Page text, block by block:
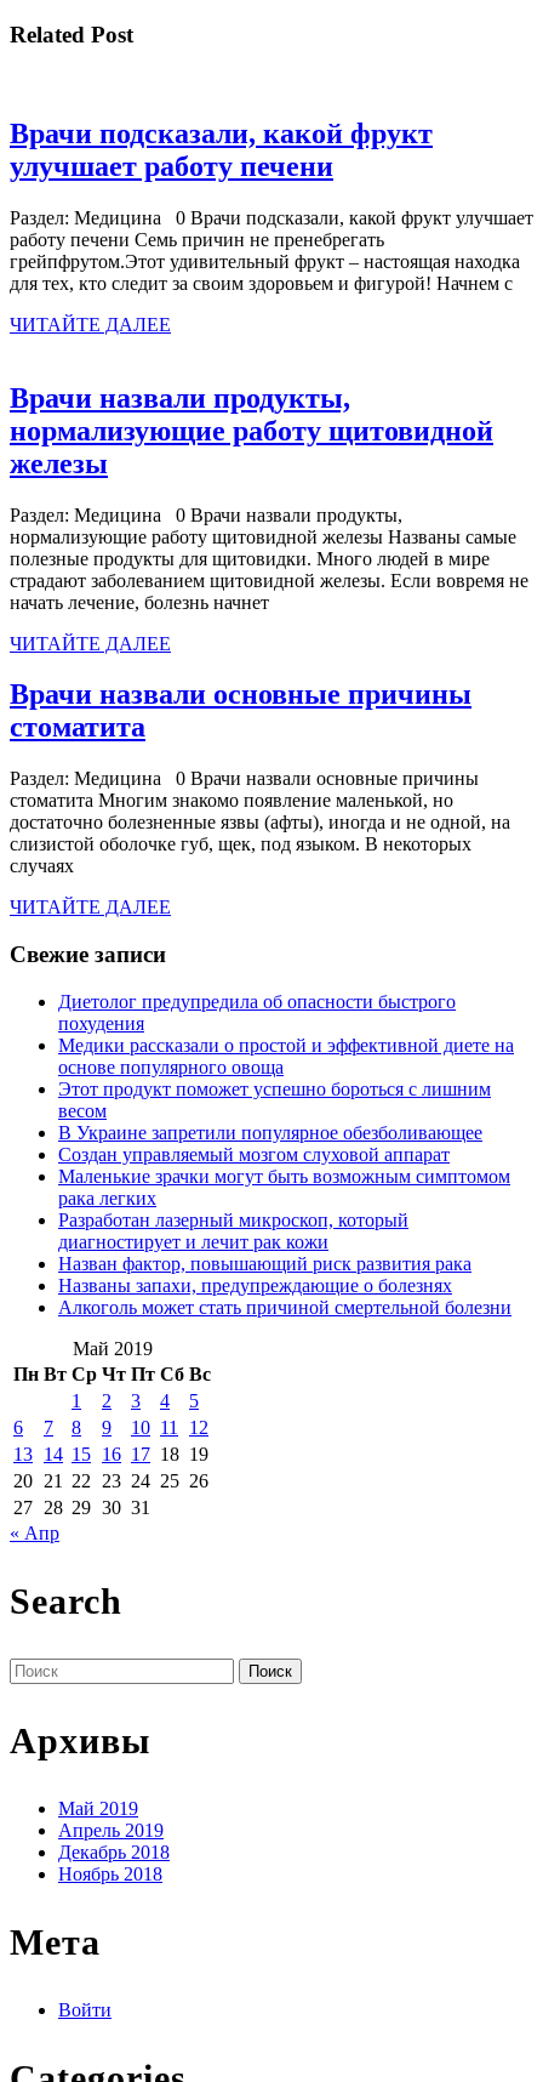
Related Post
Врачи подсказали, какой фрукт
улучшает работу печениВрачи
какой
фрукт
улучшает
Раздел: Медицина 0 Врачи подсказали, какой фрукт улучшает
работу печени Семь причин не пренебрегать
грейпфрутом.Этот удивительный фрукт – настоящая находка
для тех, кто следит за своим здоровьем и фигурой! Начнем с
ЧИТАЙТЕ ДАЛЕЕ
Врачи назвали продукты,
нормализующие работу щитовидной
железы
продукты,
нормализующие
работу
железы
Раздел: Медицина 0 Врачи назвали продукты,
нормализующие работу щитовидной железы Названы самые
полезные продукты для щитовидки. Много людей в мире
страдают заболеванием щитовидной железы. Если вовремя не
начать лечение, болезнь начнет
ЧИТАЙТЕ ДАЛЕЕ
Врачи назвали основные причины
стоматита
основные
причины
стоматита
Раздел: Медицина 0 Врачи назвали основные причины
стоматита Многим знакомо появление маленькой, но
достаточно болезненные язвы (афты), иногда и не одной, на
слизистой оболочке губ, щек, под языком. В некоторых
случаях
ЧИТАЙТЕ ДАЛЕЕ
Свежие записи
Диетолог предупредила об опасности быстрого
похудения
Медики рассказали о простой и эффективной диете на
основе популярного овоща
Этот продукт поможет успешно бороться с лишним
весом
В Украине запретили популярное обезболивающее
Создан управляемый мозгом слуховой аппарат
Маленькие зрачки могут быть возможным симптомом
рака легких
Разработан лазерный микроскоп, который
диагностирует и лечит рак кожи
Назван фактор, повышающий риск развития рака
Названы запахи, предупреждающие о болезнях
Алкоголь может стать причиной смертельной болезни
Май 2019
Пн Вт Ср Чт Пт Сб Вс
1
2 3 4
5
6
7 8 9 10 11
12
13 14 15 16 17 18 19
20 21 22 23 24 25 26
27 28 29 30 31
« Апр
Search
Поиск
по:
Архивы
Май 2019
Апрель 2019
Декабрь 2018
Ноябрь 2018
Мета
Войти